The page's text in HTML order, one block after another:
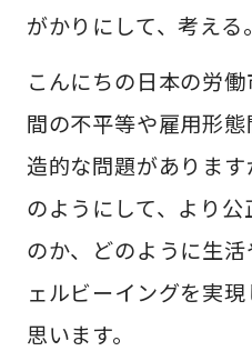
がかりにして、考える。
こんにちの日本の労
間の不平等や雇用形
造的な問題がありま
のようにして、より
のか、どのように生
ェルビーイングを実
思います。